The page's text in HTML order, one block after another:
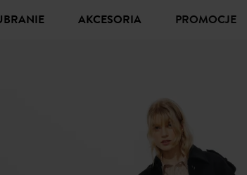
UBRANIE AKCESORIA PROMOCJE